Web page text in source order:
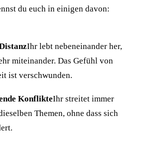
du euch in einigen davon:
Ihr lebt nebeneinander her,
miteinander. Das Gefühl von
ist verschwunden.
KonflikteIhr streitet immer
Themen, ohne dass sich